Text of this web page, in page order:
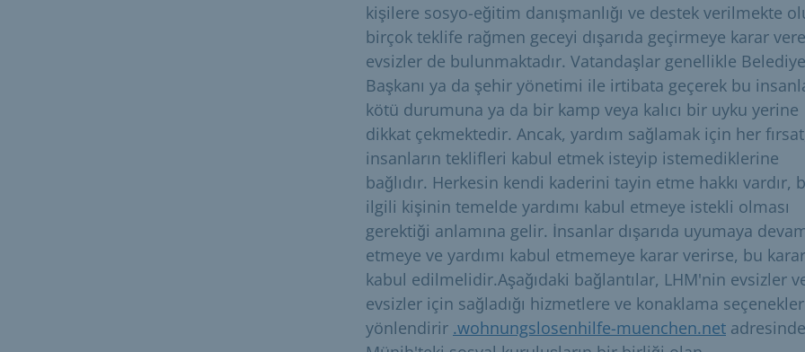
kişilere sosyo-eğitim danışmanlığı ve destek verilmekte
birçok teklife rağmen geceyi dışarıda geçirmeye karar
evsizler de bulunmaktadır. Vatandaşlar genellikle Belediye
Başkanı ya da şehir yönetimi ile irtibata geçerek bu
kötü durumuna ya da bir kamp veya kalıcı bir uyku yerine
dikkat çekmektedir. Ancak, yardım sağlamak için her
insanların teklifleri kabul etmek isteyip istemediklerine
bağlıdır. Herkesin kendi kaderini tayin etme hakkı vardır,
ilgili kişinin temelde yardımı kabul etmeye istekli olması
gerektiği anlamına gelir. İnsanlar dışarıda uyumaya
etmeye ve yardımı kabul etmemeye karar verirse, bu karar
kabul edilmelidir.Aşağıdaki bağlantılar, LHM'nin evsizler
evsizler için sağladığı hizmetlere ve konaklama
yönlendirir .wohnungslosenhilfe-muenchen.net